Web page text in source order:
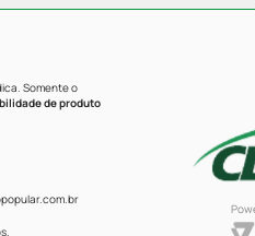
Somente o
de produto